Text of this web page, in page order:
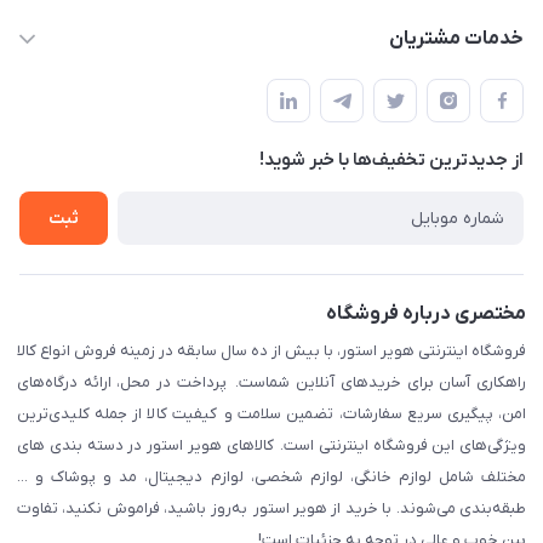
حساب کاربری
لیست محصولات
درباره ما
خدمات مشتریان
پیگیری سفارش
قوانین و مقرارت
حریم خصوصی
راهنما
از جدید‌ترین تخفیف‌ها با‌ خبر شوید!
ثبت
مختصری درباره فروشگاه
فروشگاه اینترنتی هویر استور، با بیش از ده سال سابقه در زمینه فروش انواع کالا
راهکاری آسان برای خریدهای آنلاین شماست. پرداخت در محل، ارائه درگاه‌های
امن، پیگیری سریع سفارشات، تضمین سلامت و کیفیت کالا از جمله کلیدی‌ترین
ویژگی‌های این فروشگاه اینترنتی است. کالاهای هویر استور در دسته بندی های
مختلف شامل لوازم خانگی، لوازم شخصی، لوازم دیجیتال، مد و پوشاک و ...
طبقه‌بندی می‌شوند. با خرید از هویر استور به‌روز باشید، فراموش نکنید، تفاوت